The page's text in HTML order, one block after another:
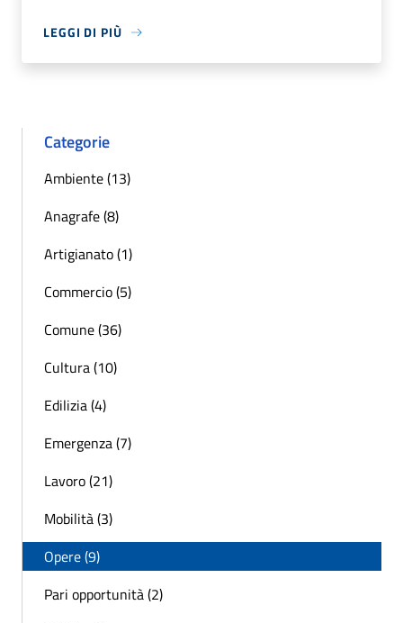
LEGGI DI PIÙ
Categorie
Ambiente (13)
Anagrafe (8)
Artigianato (1)
Commercio (5)
Comune (36)
Cultura (10)
Edilizia (4)
Emergenza (7)
Lavoro (21)
Mobilità (3)
Opere (9)
Pari opportunità (2)